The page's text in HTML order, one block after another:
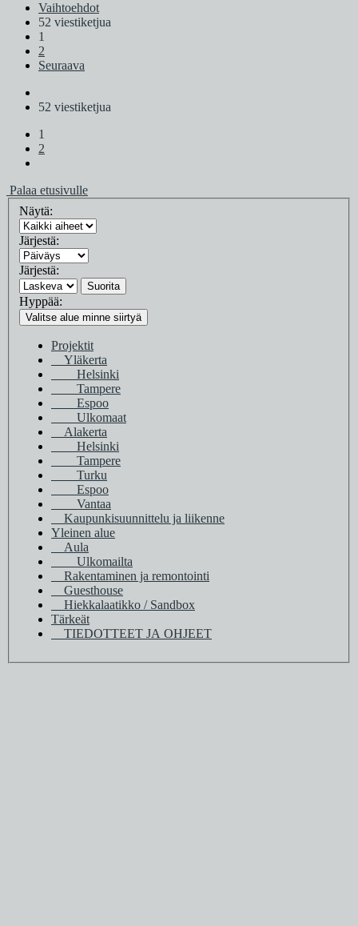
Vaihtoehdot
52 viestiketjua
1
2
Seuraava
52 viestiketjua
1
2
Palaa etusivulle
Näytä:
Järjestä:
Järjestä:
Suorita
Hyppää:
Valitse alue minne siirtyä
Projektit
Yläkerta
Helsinki
Tampere
Espoo
Ulkomaat
Alakerta
Helsinki
Tampere
Turku
Espoo
Vantaa
Kaupunkisuunnittelu ja liikenne
Yleinen alue
Aula
Ulkomailta
Rakentaminen ja remontointi
Guesthouse
Hiekkalaatikko / Sandbox
Tärkeät
TIEDOTTEET JA OHJEET